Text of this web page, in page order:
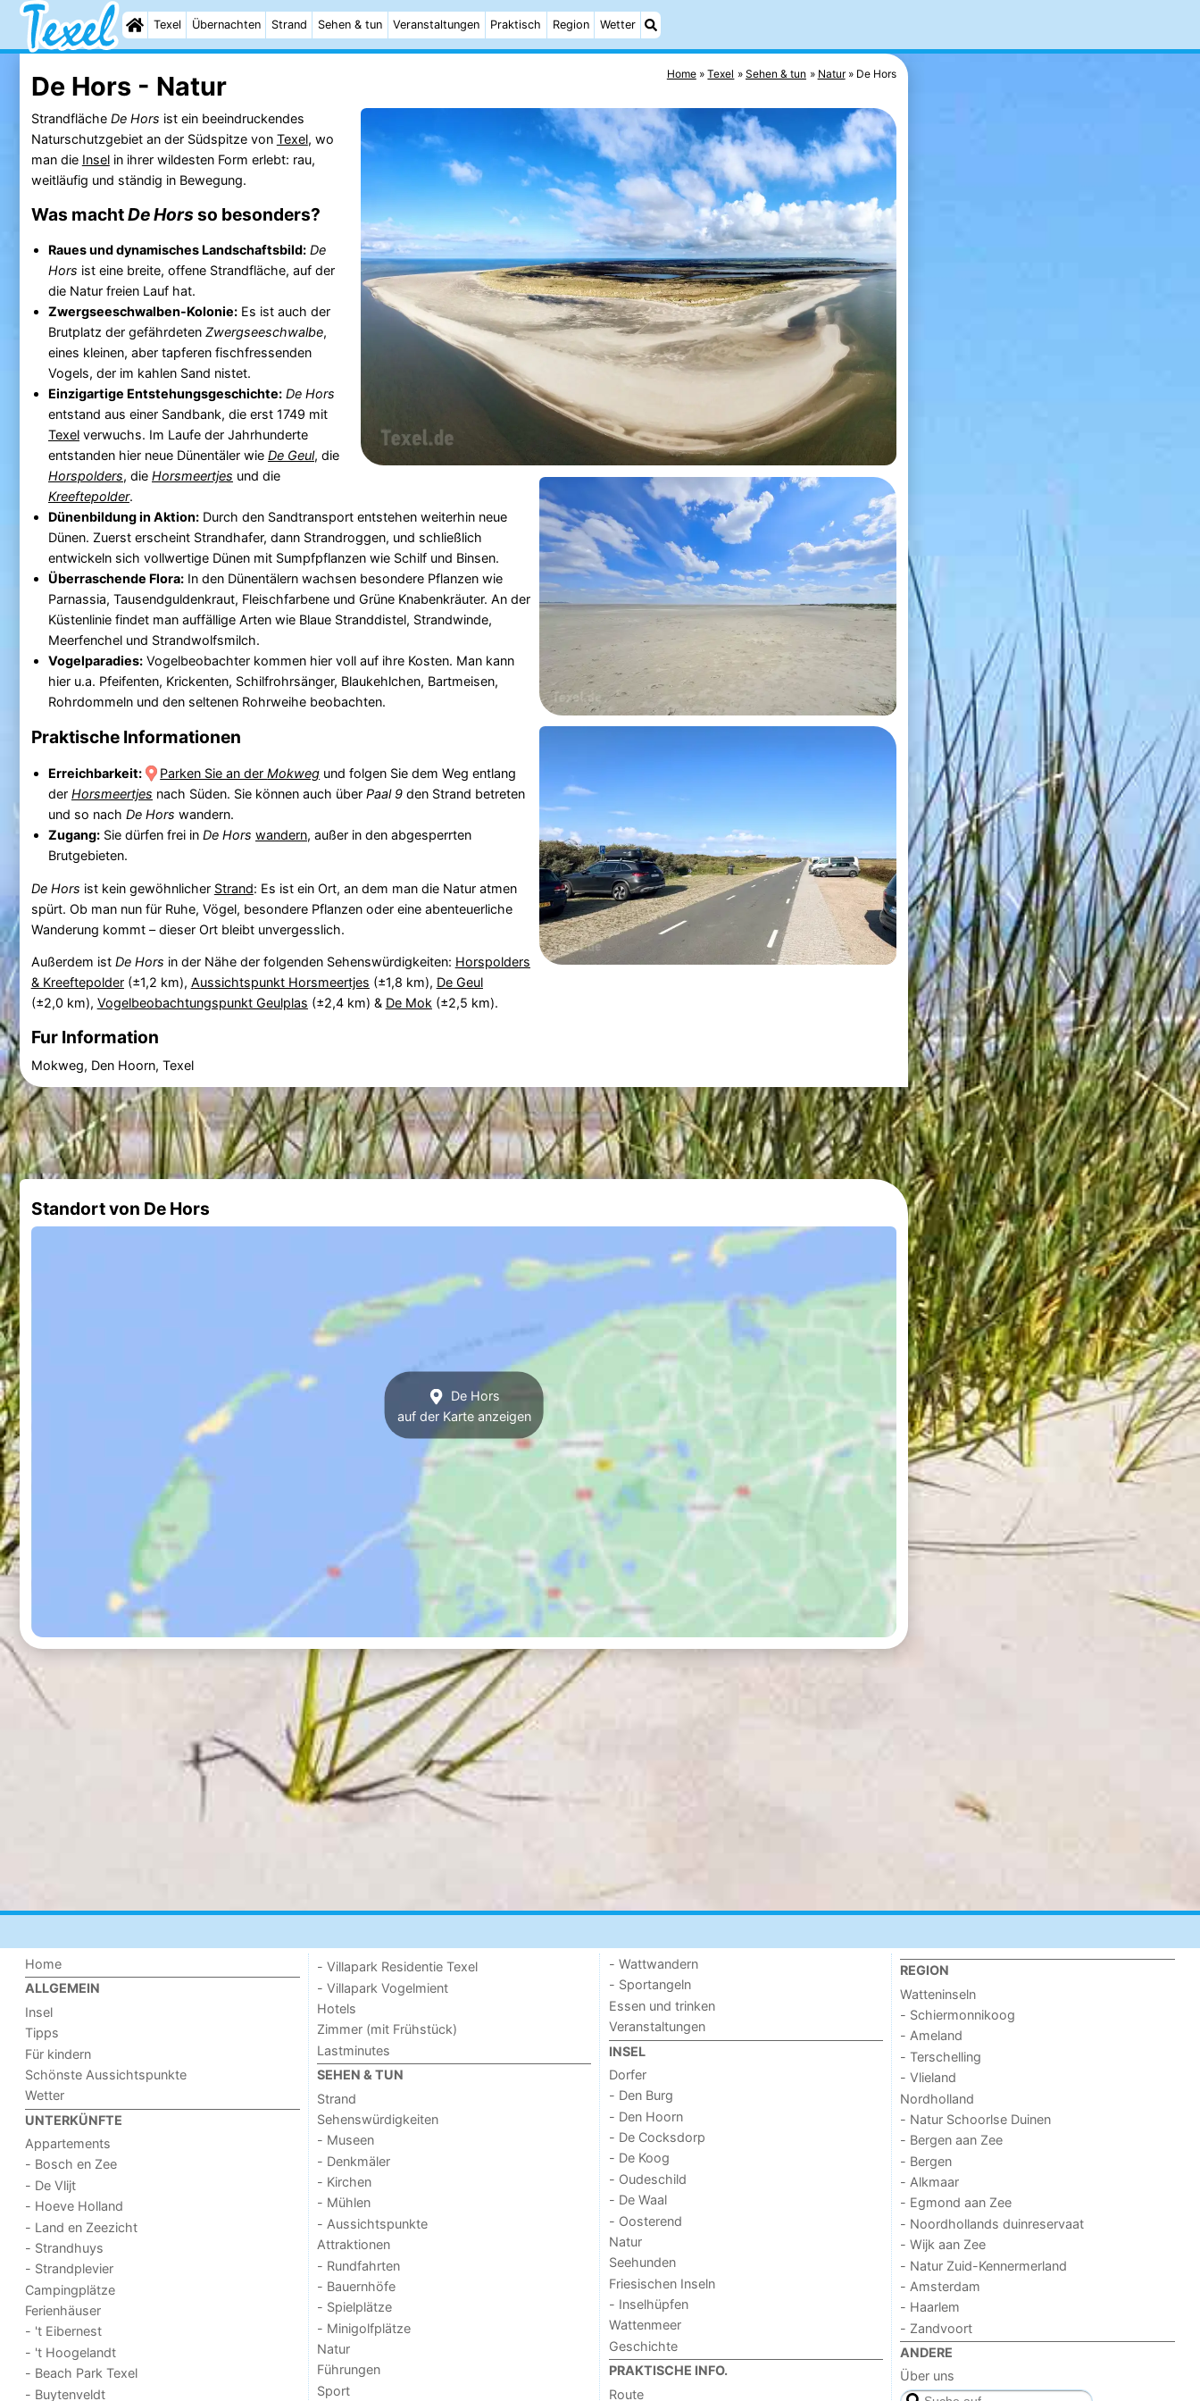
Texel Übernachten Strand Sehen & tun Veranstaltungen Praktisch Region Wetter
Home Texel Sehen & tun Natur De Hors
De Hors - Natur
Strandfläche De Hors ist ein beeindruckendes
Naturschutzgebiet an der Südspitze von Texel, wo
man die Inselin ihrer wildesten Form erlebt: rau,
weitläufig und ständig in Bewegung.
Was machtDe Horsso besonders?
Raues und dynamisches Landschaftsbild: De
Hors ist eine breite, offene Strandfläche, auf der
die Natur freien Lauf hat.
Zwergseeschwalben-Kolonie:Es ist auch der
Brutplatz der gefährdeten Zwergseeschwalbe,
eines kleinen, aber tapferen fischfressenden
Vogels, der im kahlen Sand nistet.
Einzigartige Entstehungsgeschichte: De Hors
entstand aus einer Sandbank, die erst 1749 mit
Texelverwuchs. Im Laufe der Jahrhunderte
entstanden hier neue Dünentäler wie De Geul, die
Horspolders, die Horsmeertjes und die
Kreeftepolder.
Dünenbildung in Aktion:Durch den Sandtransport entstehen weiterhin neue
Dünen. Zuerst erscheint Strandhafer, dann Strandroggen, und schließlich
entwickeln sich vollwertige Dünen mit Sumpfpflanzen wie Schilf und Binsen.
Überraschende Flora:In den Dünentälern wachsen besondere Pflanzen wie
Parnassia, Tausendguldenkraut, Fleischfarbene und Grüne Knabenkräuter. An der
Küstenlinie findet man auffällige Arten wie Blaue Stranddistel, Strandwinde,
Meerfenchel und Strandwolfsmilch.
Vogelparadies:Vogelbeobachter kommen hier voll auf ihre Kosten. Man kann
hier u.a. Pfeifenten, Krickenten, Schilfrohrsänger, Blaukehlchen, Bartmeisen,
Rohrdommeln und den seltenen Rohrweihe beobachten.
Praktische Informationen
Erreichbarkeit: Parken Sie an derMokweg und folgen Sie dem Weg entlang
der Horsmeertjes nach Süden. Sie können auch über Paal 9den Strand betreten
und so nach De Hors wandern.
Zugang:Sie dürfen frei in De Hors wandern, außer in den abgesperrten
Brutgebieten.
De Hors ist kein gewöhnlicher Strand: Es ist ein Ort, an dem man die Natur atmen
spürt. Ob man nun für Ruhe, Vögel, besondere Pflanzen oder eine abenteuerliche
Wanderung kommt – dieser Ort bleibt unvergesslich.
Außerdem ist De Hors in der Nähe der folgenden Sehenswürdigkeiten: Horspolders
& Kreeftepolder(±1,2 km), Aussichtspunkt Horsmeertjes (±1,8 km), De Geul
(±2,0 km), Vogelbeobachtungspunkt Geulplas (±2,4 km) & De Mok (±2,5 km).
Fur Information
Mokweg, Den Hoorn, Texel
Standort von De Hors
De Hors
auf der Karte anzeigen
Home
ALLGEMEIN
Insel
Tipps
Für kindern
Schönste Aussichtspunkte
Wetter
UNTERKÜNFTE
Appartements
- Bosch en Zee
- De Vlijt
- Hoeve Holland
- Land en Zeezicht
- Strandhuys
- Strandplevier
Campingplätze
Ferienhäuser
- 't Eibernest
- 't Hoogelandt
- Beach Park Texel
- Buytenveldt
- Villapark Residentie Texel
- Villapark Vogelmient
Hotels
Zimmer (mit Frühstück)
Lastminutes
SEHEN & TUN
Strand
Sehenswürdigkeiten
- Museen
- Denkmäler
- Kirchen
- Mühlen
- Aussichtspunkte
Attraktionen
- Rundfahrten
- Bauernhöfe
- Spielplätze
- Minigolfplätze
Natur
Führungen
Sport
- Wattwandern
- Sportangeln
Essen und trinken
Veranstaltungen
INSEL
Dorfer
- Den Burg
- Den Hoorn
- De Cocksdorp
- De Koog
- Oudeschild
- De Waal
- Oosterend
Natur
Seehunden
Friesischen Inseln
- Inselhüpfen
Wattenmeer
Geschichte
PRAKTISCHE INFO.
Route
REGION
Watteninseln
- Schiermonnikoog
- Ameland
- Terschelling
- Vlieland
Nordholland
- Natur Schoorlse Duinen
- Bergen aan Zee
- Bergen
- Alkmaar
- Egmond aan Zee
- Noordhollands duinreservaat
- Wijk aan Zee
- Natur Zuid-Kennermerland
- Amsterdam
- Haarlem
- Zandvoort
ANDERE
Über uns